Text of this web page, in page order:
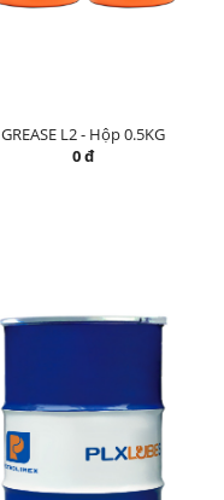
GREASE L2 - Hộp 0.5KG
0 đ